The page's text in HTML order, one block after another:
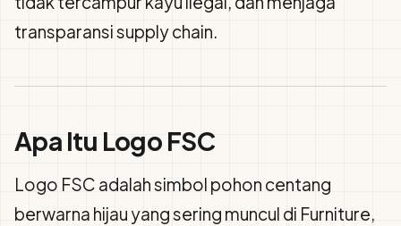
transparansi supply chain.
Apa Itu Logo FSC
Logo FSC adalah simbol pohon centang
berwarna hijau yang sering muncul di Furniture,